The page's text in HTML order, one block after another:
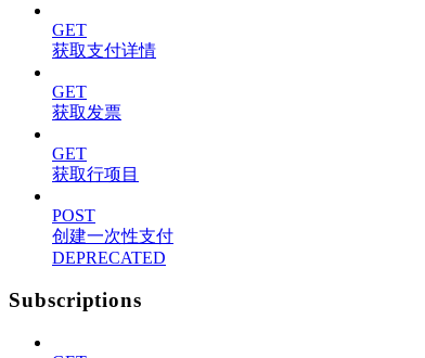
GET
获取支付详情
GET
获取发票
GET
获取行项目
POST
创建一次性支付
DEPRECATED
Subscriptions